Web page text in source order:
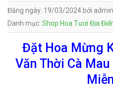
Đăng ngày: 19/03/2024 bởi
Danh mục: Shop Hoa Tươi Địa
Đặt Hoa Mừng
Văn Thời Cà